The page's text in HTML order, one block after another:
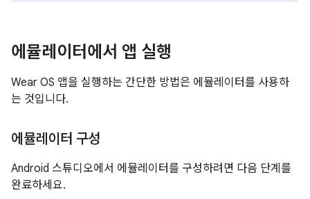
에뮬레이터에서 앱 실행
Wear OS 앱을 실행하는 간단한 방법은 에뮬레이터를 사용하
는 것입니다.
에뮬레이터 구성
Android 스튜디오에서 에뮬레이터를 구성하려면 다음 단계를
완료하세요.